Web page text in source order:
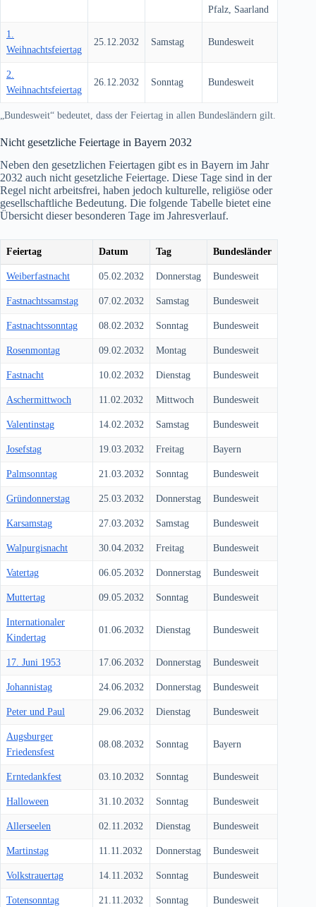
Pfalz, Saarland
1.
Weihnachtsfeiertag
25.12.2032 Samstag Bundesweit
2.
Weihnachtsfeiertag
26.12.2032 Sonntag Bundesweit
„Bundesweit“ bedeutet, dass der Feiertag in allen Bundesländern gilt.
Nicht gesetzliche Feiertage in Bayern 2032
Neben den gesetzlichen Feiertagen gibt es in Bayern im Jahr
2032 auch nicht gesetzliche Feiertage. Diese Tage sind in der
Regel nicht arbeitsfrei, haben jedoch kulturelle, religiöse oder
gesellschaftliche Bedeutung. Die folgende Tabelle bietet eine
Übersicht dieser besonderen Tage im Jahresverlauf.
Feiertag Datum Tag Bundesländer
Weiberfastnacht 05.02.2032 Donnerstag Bundesweit
Fastnachtssamstag 07.02.2032 Samstag Bundesweit
Fastnachtssonntag 08.02.2032 Sonntag Bundesweit
Rosenmontag 09.02.2032 Montag Bundesweit
Fastnacht 10.02.2032 Dienstag Bundesweit
Aschermittwoch 11.02.2032 Mittwoch Bundesweit
Valentinstag 14.02.2032 Samstag Bundesweit
Josefstag 19.03.2032 Freitag Bayern
Palmsonntag 21.03.2032 Sonntag Bundesweit
Gründonnerstag 25.03.2032 Donnerstag Bundesweit
Karsamstag 27.03.2032 Samstag Bundesweit
Walpurgisnacht 30.04.2032 Freitag Bundesweit
Vatertag 06.05.2032 Donnerstag Bundesweit
Muttertag 09.05.2032 Sonntag Bundesweit
Internationaler
Kindertag
01.06.2032 Dienstag Bundesweit
17. Juni 1953 17.06.2032 Donnerstag Bundesweit
Johannistag 24.06.2032 Donnerstag Bundesweit
Peter und Paul 29.06.2032 Dienstag Bundesweit
Augsburger
Friedensfest
08.08.2032 Sonntag Bayern
Erntedankfest 03.10.2032 Sonntag Bundesweit
Halloween 31.10.2032 Sonntag Bundesweit
Allerseelen 02.11.2032 Dienstag Bundesweit
Martinstag 11.11.2032 Donnerstag Bundesweit
Volkstrauertag 14.11.2032 Sonntag Bundesweit
Totensonntag 21.11.2032 Sonntag Bundesweit